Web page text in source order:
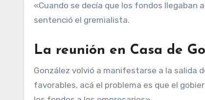
«Cuando se decía que los fondos llegaban
sentenció el gremialista.
La reunión en Casa de
González volvió a manifestarse a la salida
favorables, acá el problema es que el